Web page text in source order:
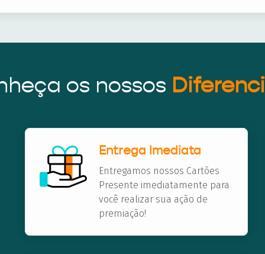
os nossos
Entrega Imediata
Entregamos nossos Cartões
Presente imediatamente para
você realizar sua ação de
premiação!